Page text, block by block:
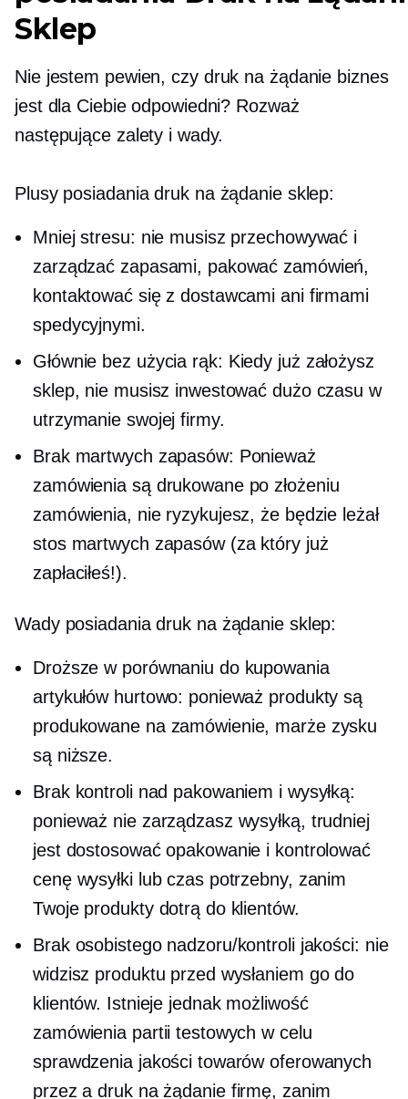
Sklep
Nie jestem pewien, czy druk na żądanie biznes
jest dla Ciebie odpowiedni? Rozważ
następujące zalety i wady.
Plusy posiadaniadruk na żądaniesklep:
Mniej stresu: nie musisz przechowywać i
zarządzać zapasami, pakować zamówień,
kontaktować się z dostawcami ani firmami
spedycyjnymi.
Głównie bez użycia rąk: Kiedy już założysz
sklep, nie musisz inwestować dużo czasu w
utrzymanie swojej firmy.
Brak martwych zapasów: Ponieważ
zamówienia są drukowane po złożeniu
zamówienia, nie ryzykujesz, że będzie leżał
stos martwych zapasów (za który już
zapłaciłeś!).
Wady posiadaniadruk na żądaniesklep:
Droższe w porównaniu do kupowania
artykułów hurtowo: ponieważ produkty są
produkowane na zamówienie, marże zysku
są niższe.
Brak kontroli nad pakowaniem i wysyłką:
ponieważ nie zarządzasz wysyłką, trudniej
jest dostosować opakowanie i kontrolować
cenę wysyłki lub czas potrzebny, zanim
Twoje produkty dotrą do klientów.
Brak osobistego nadzoru/kontroli jakości: nie
widzisz produktu przed wysłaniem go do
klientów. Istnieje jednak możliwość
zamówienia partii testowych w celu
sprawdzenia jakości towarów oferowanych
przez adruk na żądaniefirmę, zanim